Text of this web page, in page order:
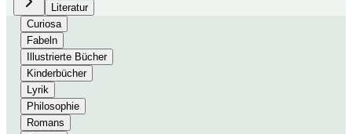
Literatur
Curiosa
Fabeln
Illustrierte Bücher
Kinderbücher
Lyrik
Philosophie
Romans